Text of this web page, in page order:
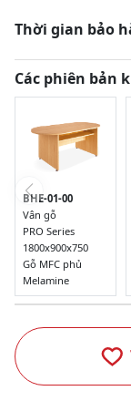
Thời gian bảo
Các phiên bản
BHE-01-00
Vân gỗ
PRO Series
1800x900x750
Gỗ MFC phủ
Melamine